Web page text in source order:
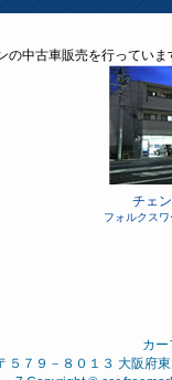
チェ
フォルクス
カ
５７９－８０１３ 大阪